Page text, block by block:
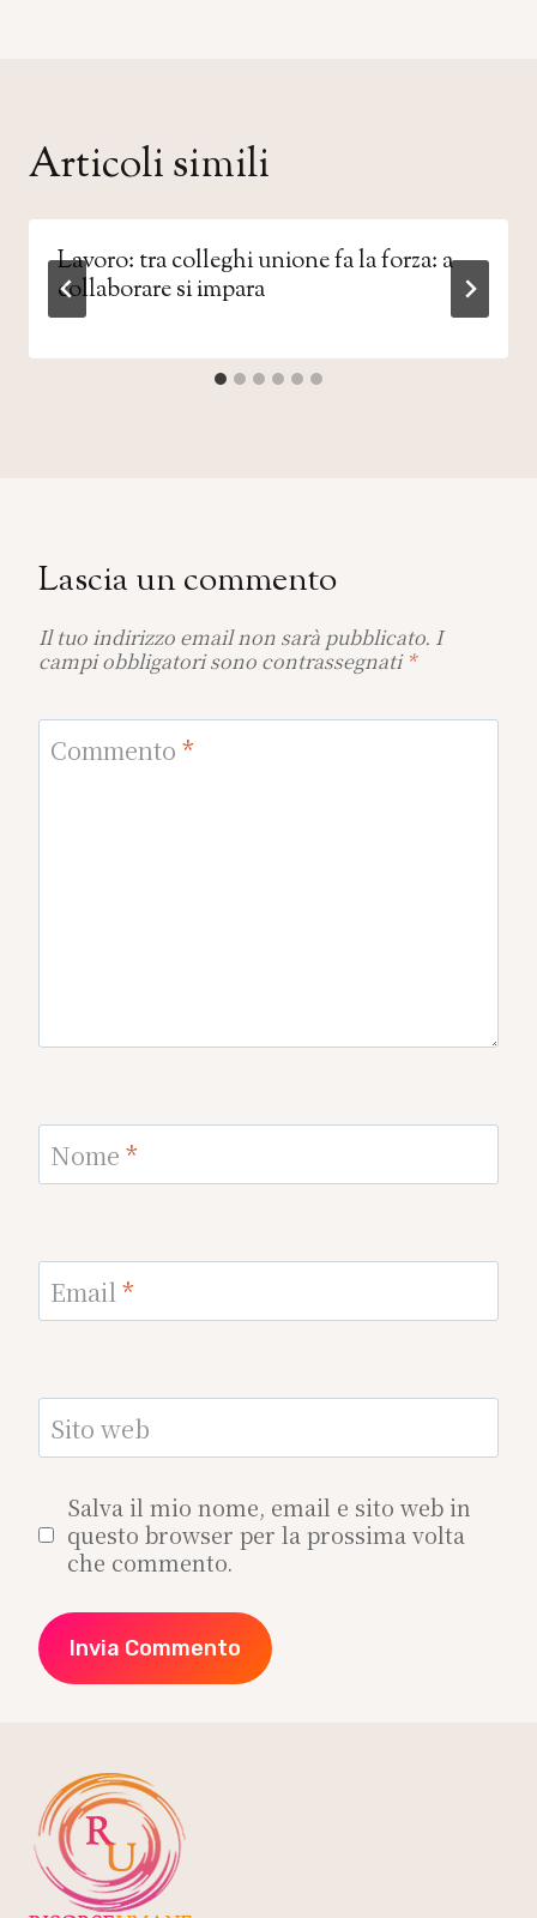
Articoli simili
Lavoro: tra colleghi unione fa la forza: a
collaborare si impara
Lascia un commento
Il tuo indirizzo email non sarà pubblicato. I
campi obbligatori sono contrassegnati *
Commento *
Nome *
Email *
Sito web
Salva il mio nome, email e sito web in
questo browser per la prossima volta
che commento.